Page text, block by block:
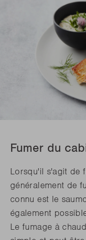
Fumer du
Lorsqu'il s'agit de
généralement de
connu est le
également
Le fumage à